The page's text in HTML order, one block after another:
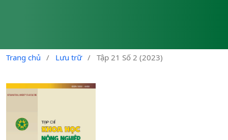
Trang chủ / Lưu trữ / Tập 21 Số 2 (2023)